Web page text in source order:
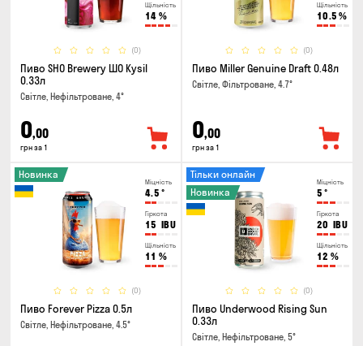
Щільність
14 %
(0)
Пиво SHO Brewery ШО Kysil
0.33л
Світле, Нефільтроване, 4°
0,00
грн за 1
Щільність
10.5 %
(0)
Пиво Miller Genuine Draft 0.48л
Світле, Фільтроване, 4.7°
0,00
грн за 1
Міцність
4.5 °
Гіркота
15 IBU
Щільність
11 %
(0)
Новинка
Пиво Forever Pizza 0.5л
Світле, Нефільтроване, 4.5°
Міцність
5 °
Гіркота
20 IBU
Щільність
12 %
(0)
Тільки онлайн
Новинка
Пиво Underwood Rising Sun
0.33л
Світле, Нефільтроване, 5°